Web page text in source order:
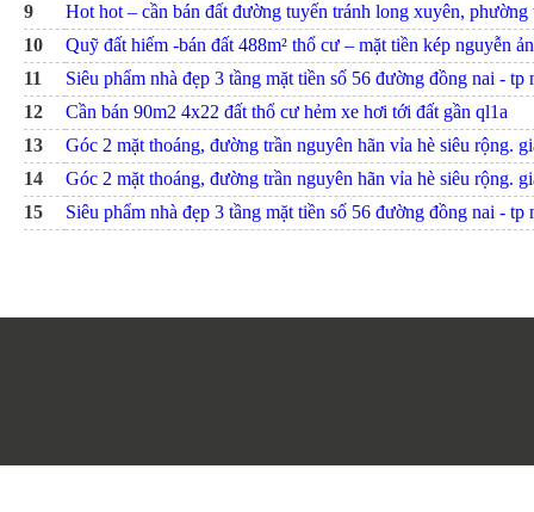
9
Hot hot – cần bán đất đường tuyến tránh long xuyên, phường
10
Quỹ đất hiếm -bán đất 488m² thổ cư – mặt tiền kép nguyễn
11
Siêu phẩm nhà đẹp 3 tầng mặt tiền số 56 đường đồng nai - tp
12
Cần bán 90m2 4x22 đất thổ cư hẻm xe hơi tới đất gần ql1a
13
Góc 2 mặt thoáng, đường trần nguyên hãn vỉa hè siêu rộng.
14
Góc 2 mặt thoáng, đường trần nguyên hãn vỉa hè siêu rộng.
15
Siêu phẩm nhà đẹp 3 tầng mặt tiền số 56 đường đồng nai - tp